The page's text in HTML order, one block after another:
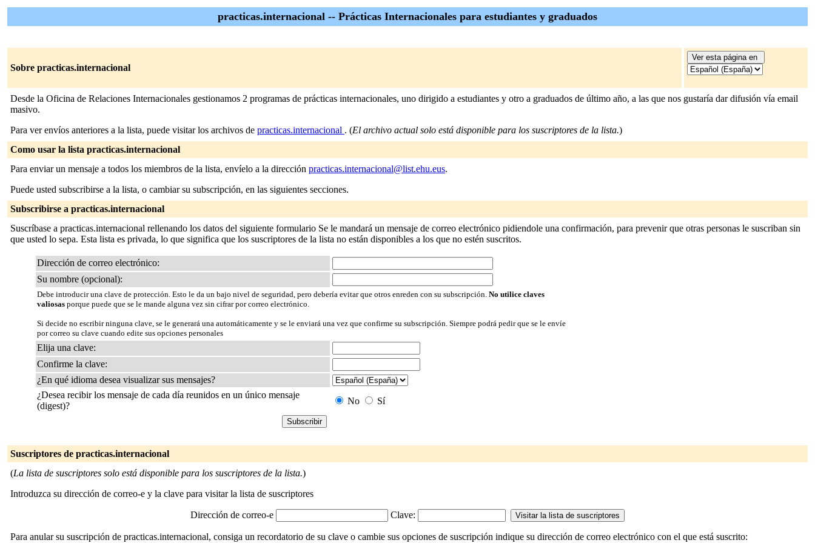
practicas.internacional -- Prácticas Internacionales para estudiantes y graduados
Sobre practicas.internacional
Desde la Oficina de Relaciones Internacionales gestionamos 2 programas de prácticas internacionales, uno dirigido a estudiantes y otro a graduados de último año, a las que nos gustaría dar difusión vía email
masivo.
Para ver envíos anteriores a la lista, puede visitar los archivos de practicas.internacional . (El archivo actual solo está disponible para los suscriptores de la lista.)
Como usar la lista practicas.internacional
Para enviar un mensaje a todos los miembros de la lista, envíelo a la dirección practicas.internacional@list.ehu.eus.
Puede usted subscribirse a la lista, o cambiar su subscripción, en las siguientes secciones.
Subscribirse a practicas.internacional
Suscríbase a practicas.internacional rellenando los datos del siguiente formulario Se le mandará un mensaje de correo electrónico pidiendole una confirmación, para prevenir que otras personas le suscriban sin
que usted lo sepa. Esta lista es privada, lo que significa que los suscriptores de la lista no están disponibles a los que no estén suscritos.
Dirección de correo electrónico:
Su nombre (opcional):
Debe introducir una clave de protección. Esto le da un bajo nivel de seguridad, pero debería evitar que otros enreden con su subscripción. No utilice claves
valiosas porque puede que se le mande alguna vez sin cifrar por correo electrónico.
Si decide no escribir ninguna clave, se le generará una automáticamente y se le enviará una vez que confirme su subscripción. Siempre podrá pedir que se le envíe
por correo su clave cuando edite sus opciones personales
Elija una clave:
Confirme la clave:
¿En qué idioma desea visualizar sus mensajes?
¿Desea recibir los mensaje de cada día reunidos en un único mensaje
(digest)?
No Sí
Suscriptores de practicas.internacional
(La lista de suscriptores solo está disponible para los suscriptores de la lista.)
Introduzca su dirección de correo-e y la clave para visitar la lista de suscriptores
Dirección de correo-e Clave:
Para anular su suscripción de practicas.internacional, consiga un recordatorio de su clave o cambie sus opciones de suscripción indique su dirección de correo electrónico con el que está suscrito: